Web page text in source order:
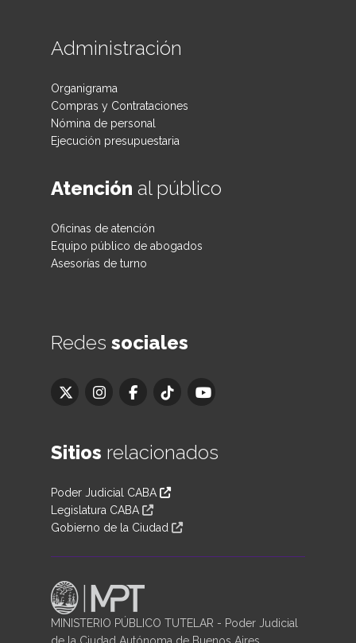
Administración
Organigrama
Compras y Contrataciones
Nómina de personal
Ejecución presupuestaria
Atención al público
Oficinas de atención
Equipo público de abogados
Asesorías de turno
Redes sociales
Sitios relacionados
Poder Judicial CABA
Legislatura CABA
Gobierno de la Ciudad
MINISTERIO PÚBLICO TUTELAR - Poder Judicial